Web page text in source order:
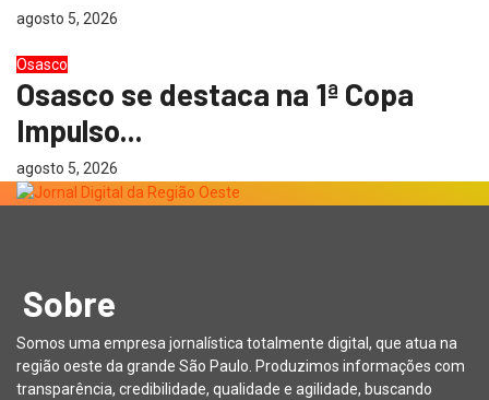
agosto 5, 2026
Osasco
Osasco se destaca na 1ª Copa
Impulso...
agosto 5, 2026
Sobre
Somos uma empresa jornalística totalmente digital, que atua na
região oeste da grande São Paulo. Produzimos informações com
transparência, credibilidade, qualidade e agilidade, buscando